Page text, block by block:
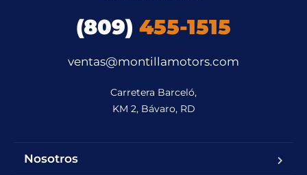
(809) 455-1515
ventas@montillamotors.com
Carretera Barceló,
KM 2, Bávaro, RD
Nosotros